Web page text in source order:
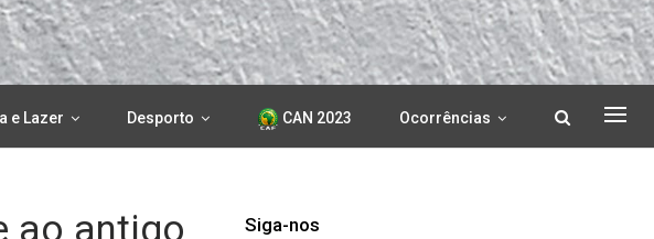
e Lazer Desporto CAN 2023 Ocorrências
ao antigo Siga-nos